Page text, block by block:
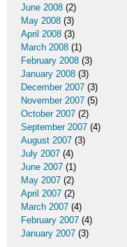
June 2008 (2)
May 2008 (3)
April 2008 (3)
March 2008 (1)
February 2008 (3)
January 2008 (3)
December 2007 (3)
November 2007 (5)
October 2007 (2)
September 2007 (4)
August 2007 (3)
July 2007 (4)
June 2007 (1)
May 2007 (2)
April 2007 (2)
March 2007 (4)
February 2007 (4)
January 2007 (3)